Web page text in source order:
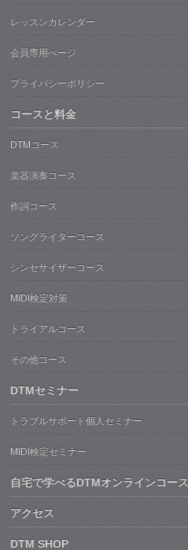
レッスンカレンダー
会員専用ぺージ
プライバシーポリシー
コースと料金
DTMコース
楽器演奏コース
作詞コース
ソングライターコース
シンセサイザーコース
MIDI検定対策
トライアルコース
その他コース
DTMセミナー
トラブルサポート個人セミナー
MIDI検定セミナー
自宅で学べるDTMオンラインコース
アクセス
DTM SHOP